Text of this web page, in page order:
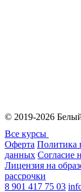
© 2019-2026
Все курсы
Оферта Политика
данных Согласие
Лицензия на
рассрочки
8 901 417 75 03